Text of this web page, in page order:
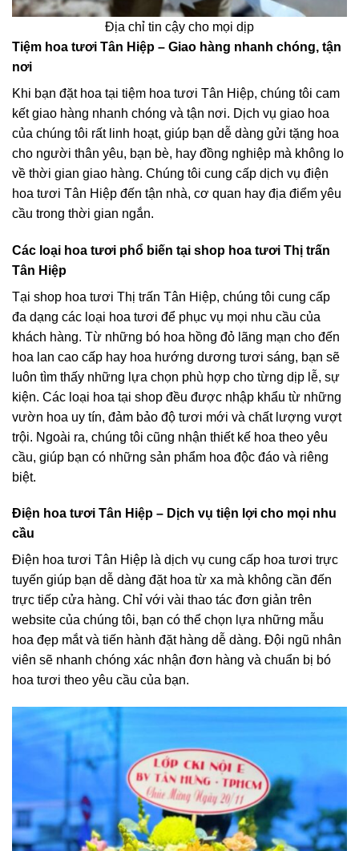
Địa chỉ tin cậy cho mọi dịp
Tiệm hoa tươi Tân Hiệp – Giao hàng nhanh chóng, tận
nơi
Khi bạn đặt hoa tại tiệm hoa tươi Tân Hiệp, chúng tôi cam
kết giao hàng nhanh chóng và tận nơi. Dịch vụ giao hoa
của chúng tôi rất linh hoạt, giúp bạn dễ dàng gửi tặng hoa
cho người thân yêu, bạn bè, hay đồng nghiệp mà không lo
về thời gian giao hàng. Chúng tôi cung cấp dịch vụ điện
hoa tươi Tân Hiệp đến tận nhà, cơ quan hay địa điểm yêu
cầu trong thời gian ngắn.
Các loại hoa tươi phổ biến tại shop hoa tươi Thị trấn
Tân Hiệp
Tại shop hoa tươi Thị trấn Tân Hiệp, chúng tôi cung cấp
đa dạng các loại hoa tươi để phục vụ mọi nhu cầu của
khách hàng. Từ những bó hoa hồng đỏ lãng mạn cho đến
hoa lan cao cấp hay hoa hướng dương tươi sáng, bạn sẽ
luôn tìm thấy những lựa chọn phù hợp cho từng dịp lễ, sự
kiện. Các loại hoa tại shop đều được nhập khẩu từ những
vườn hoa uy tín, đảm bảo độ tươi mới và chất lượng vượt
trội. Ngoài ra, chúng tôi cũng nhận thiết kế hoa theo yêu
cầu, giúp bạn có những sản phẩm hoa độc đáo và riêng
biệt.
Điện hoa tươi Tân Hiệp – Dịch vụ tiện lợi cho mọi nhu
cầu
Điện hoa tươi Tân Hiệp là dịch vụ cung cấp hoa tươi trực
tuyến giúp bạn dễ dàng đặt hoa từ xa mà không cần đến
trực tiếp cửa hàng. Chỉ với vài thao tác đơn giản trên
website của chúng tôi, bạn có thể chọn lựa những mẫu
hoa đẹp mắt và tiến hành đặt hàng dễ dàng. Đội ngũ nhân
viên sẽ nhanh chóng xác nhận đơn hàng và chuẩn bị bó
hoa tươi theo yêu cầu của bạn.